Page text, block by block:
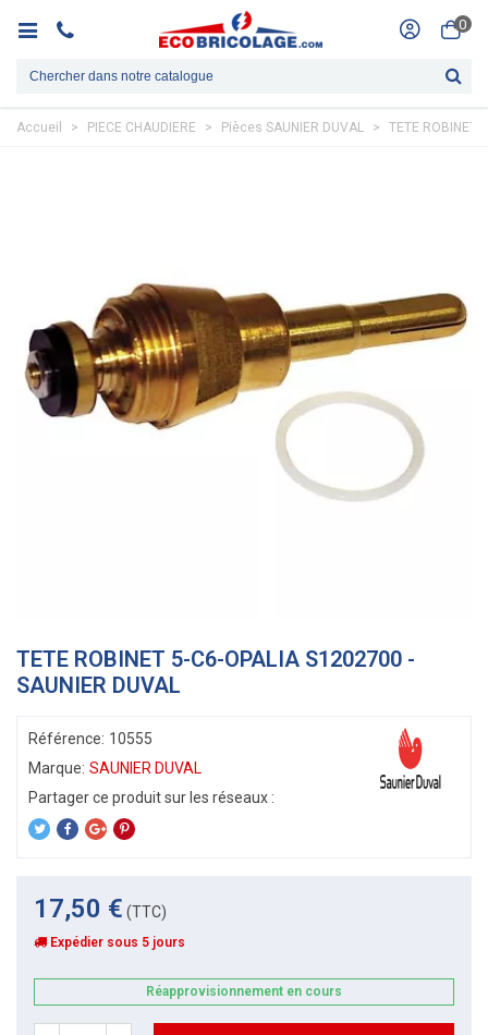
0
Accueil > PIECE CHAUDIERE > Pièces SAUNIER DUVAL > TETE ROBINET
TETE ROBINET 5-C6-OPALIA S1202700 -
SAUNIER DUVAL
Référence: 10555
Marque: SAUNIER DUVAL
17,50 € (TTC)
Expédier sous 5 jours
Réapprovisionnement en cours